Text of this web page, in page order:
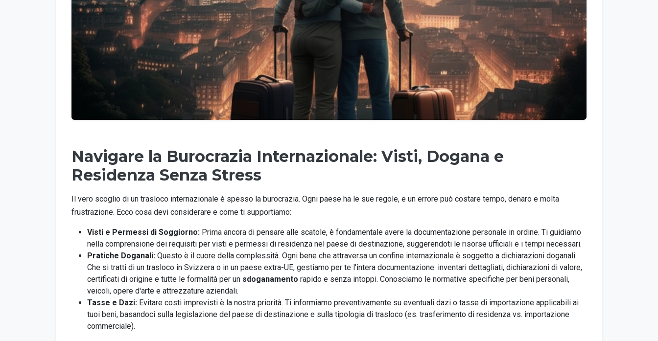
Navigare la Burocrazia Internazionale: Visti, Dogana e
Residenza Senza Stress
Il vero scoglio di un trasloco internazionale è spesso la burocrazia. Ogni paese ha le sue regole, e un errore può costare tempo, denaro e molta
frustrazione. Ecco cosa devi considerare e come ti supportiamo:
Visti e Permessi di Soggiorno: Prima ancora di pensare alle scatole, è fondamentale avere la documentazione personale in ordine. Ti guidiamo
nella comprensione dei requisiti per visti e permessi di residenza nel paese di destinazione, suggerendoti le risorse ufficiali e i tempi necessari.
Pratiche Doganali: Questo è il cuore della complessità. Ogni bene che attraversa un confine internazionale è soggetto a dichiarazioni doganali.
Che si tratti di un trasloco in Svizzera o in un paese extra-UE, gestiamo per te l'intera documentazione: inventari dettagliati, dichiarazioni di valore,
certificati di origine e tutte le formalità per un sdoganamento rapido e senza intoppi. Conosciamo le normative specifiche per beni personali,
veicoli, opere d'arte e attrezzature aziendali.
Tasse e Dazi: Evitare costi imprevisti è la nostra priorità. Ti informiamo preventivamente su eventuali dazi o tasse di importazione applicabili ai
tuoi beni, basandoci sulla legislazione del paese di destinazione e sulla tipologia di trasloco (es. trasferimento di residenza vs. importazione
commerciale).